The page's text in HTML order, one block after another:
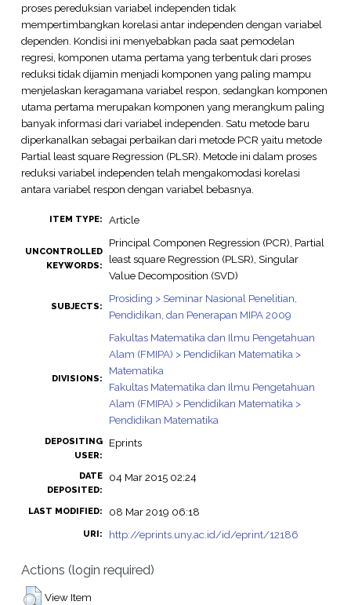
proses pereduksian variabel independen tidak
mempertimbangkan korelasi antar independen dengan variabel
dependen. Kondisi ini menyebabkan pada saat pemodelan
regresi, komponen utama pertama yang terbentuk dari proses
reduksi tidak dijamin menjadi komponen yang paling mampu
menjelaskan keragamana variabel respon, sedangkan komponen
utama pertama merupakan komponen yang merangkum paling
banyak informasi dari variabel independen. Satu metode baru
diperkanalkan sebagai perbaikan dari metode PCR yaitu metode
Partial least square Regression (PLSR). Metode ini dalam proses
reduksi variabel independen telah mengakomodasi korelasi
antara variabel respon dengan variabel bebasnya.
ITEM TYPE: Article
UNCONTROLLED
KEYWORDS:
Principal Componen Regression (PCR), Partial
least square Regression (PLSR), Singular
Value Decomposition (SVD)
SUBJECTS:
Prosiding > Seminar Nasional Penelitian,
Pendidikan, dan Penerapan MIPA 2009
DIVISIONS:
Fakultas Matematika dan Ilmu Pengetahuan
Alam (FMIPA) > Pendidikan Matematika >
Matematika
Fakultas Matematika dan Ilmu Pengetahuan
Alam (FMIPA) > Pendidikan Matematika >
Pendidikan Matematika
DEPOSITING
USER:
Eprints
DATE
DEPOSITED:
04 Mar 2015 02:24
LAST MODIFIED: 08 Mar 2019 06:18
URI: http://eprints.uny.ac.id/id/eprint/12186
Actions (login required)
View Item